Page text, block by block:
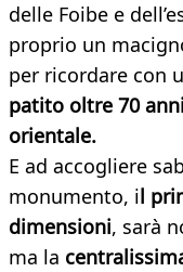
delle Foibe e
proprio un
per ricordare con
patito oltre 70
orientale.
E ad accogliere
monumento, il
dimensioni, sarà
ma la